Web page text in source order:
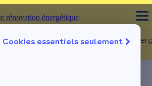
Cookies essentiels seulement
rénovation énergétique Rénovation
rénovation énergétique